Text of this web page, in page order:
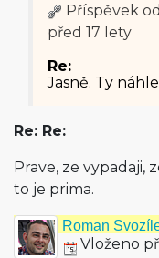
Příspěvek od
před 17 lety
Re:
Jasně. Ty
Re: Re:
Prave, ze vypadaji,
to je prima.
Roman
Vloženo